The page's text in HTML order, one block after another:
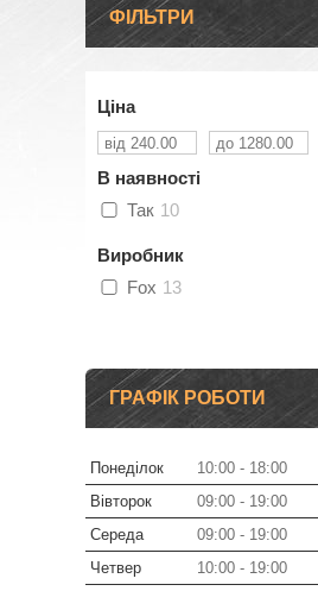
ФІЛЬТРИ
Ціна
В наявності
Так 10
Виробник
Fox 13
ГРАФІК РОБОТИ
Понеділок 10:00
18:00
Вівторок
09:00
19:00
Середа
09:00
19:00
Четвер
10:00
19:00